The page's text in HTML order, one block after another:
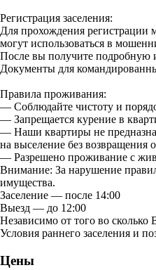
Регистрация заселения:
Для прохождения регистрации
могут использоваться в
После вы получите подробную
Документы для
Правила проживания:
— Соблюдайте чистоту и
— Запрещается курение в
— Наши квартиры не
на выселение без возвращения
— Разрешено проживание с
Внимание: За нарушение
имущества.
Заселение — после 14:00
Выезд — до 12:00
Независимо от того во сколько
Условия раннего заселения и
Цены